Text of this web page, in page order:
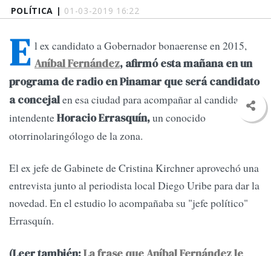
POLÍTICA | 01-03-2019 16:22
E l ex candidato a Gobernador bonaerense en 2015,
Aníbal Fernández, afirmó esta mañana en un
programa de radio en Pinamar que será candidato
a concejalen esa ciudad para acompañar al candidato a
intendenteHoracio Errasquín,un conocido
otorrinolaringólogo de la zona.
El ex jefe de Gabinete de Cristina Kirchner aprovechó una
entrevista junto al periodista local Diego Uribe para dar la
novedad. En el estudio lo acompañaba su "jefe político"
Errasquín.